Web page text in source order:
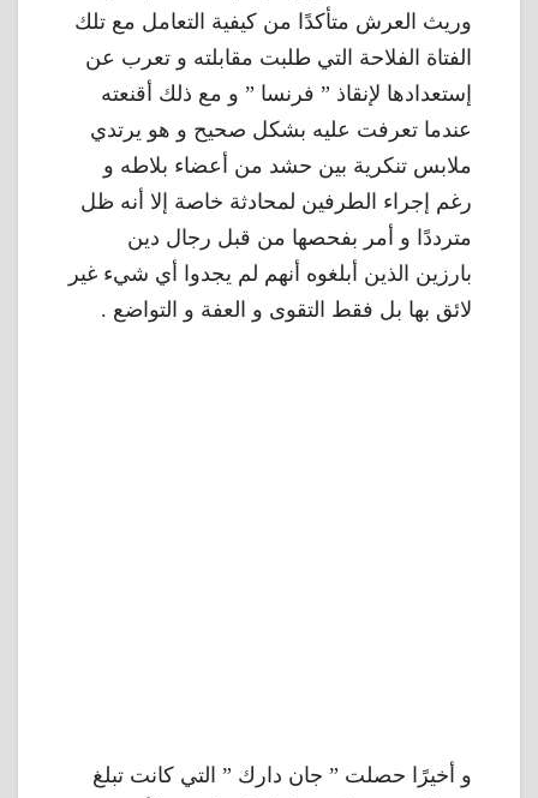
وريث العرش متأكدًا من كيفية التعامل مع تلك
الفتاة الفلاحة التي طلبت مقابلته و تعرب عن
إستعدادها لإنقاذ ” فرنسا ” و مع ذلك أقنعته
عندما تعرفت عليه بشكل صحيح و هو يرتدي
ملابس تنكرية بين حشد من أعضاء بلاطه و
رغم إجراء الطرفين لمحادثة خاصة إلا أنه ظل
مترددًا و أمر بفحصها من قبل رجال دين
بارزين الذين أبلغوه أنهم لم يجدوا أي شيء غير
لائق بها بل فقط التقوى و العفة و التواضع .
و أخيرًا حصلت ” جان دارك ” التي كانت تبلغ